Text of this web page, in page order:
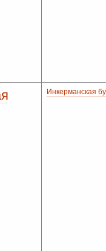
Инкерманская